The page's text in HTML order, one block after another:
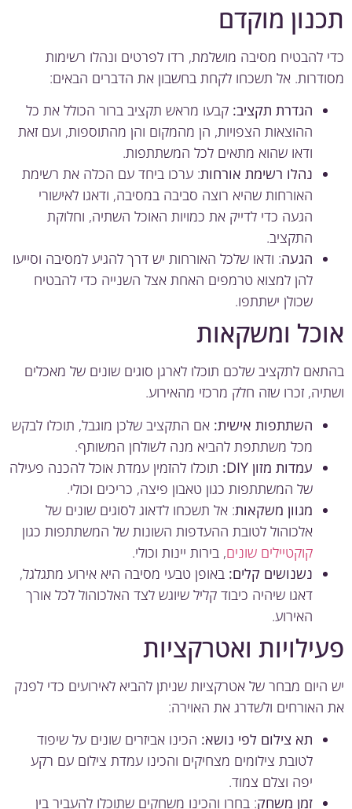
מוקדם
להבטיח מסיבה מושלמת, רדו לפרטים ונהלו רשימות
אל תשכחו לקחת בחשבון את הדברים הבאים:
הגדרת תקציב:קבעו מראש תקציב ברור הכולל את כל
ההוצאות הצפויות, הן מהמקום והן מהתוספות, ועם זאת
ודאו שהוא מתאים לכל המשתתפות.
נהלו רשימת אורחות: ערכו ביחד עם הכלה את רשימת
האורחות שהיא רוצה סביבה במסיבה, ודאגו לאישורי
הגעה כדי לדייק את כמויות האוכל השתיה, וחלוקת
התקציב.
הגעה: ודאו שלכל האורחות יש דרך להגיע למסיבה וסייעו
להן למצוא טרמפים האחת אצל השנייה כדי להבטיח
שכולן ישתתפו.
ומשקאות
לתקציב שלכם תוכלו לארגן סוגים שונים של מאכלים
זכרו שזה חלק מרכזי מהאירוע.
השתתפות אישית:אם התקציב שלכן מוגבל, תוכלו לבקש
מכל משתתפת להביא מנה לשולחן המשותף.
עמדות מזון DIY:
תוכלו להזמין עמדת אוכל להכנה פעילה
של המשתתפות כגון טאבון פיצה, כריכים וכולי.
מגוון משקאות: אל תשכחו לדאוג לסוגים שונים של
אלכוהול לטובת ההעדפות השונות של המשתתפות כגון
קוקטיילים שונים, בירות יינות וכולי.
נשנושים קלים:באופן טבעי מסיבה היא אירוע מתגלגל,
דאגו שיהיה כיבוד קליל שיוגש לצד האלכוהול לכל אורך
האירוע.
ואטרקציות
מבחר של אטרקציות שניתן להביא לאירועים כדי לפנק
ולשדרג את האוירה:
תא צילום לפי נושא:הכינו אביזרים שונים על שיפוד
לטובת צילומים מצחיקים והכינו עמדת צילום עם רקע
יפה וצלם צמוד.
זמן משחק: בחרו והכינו משחקים שתוכלו להעביר בין